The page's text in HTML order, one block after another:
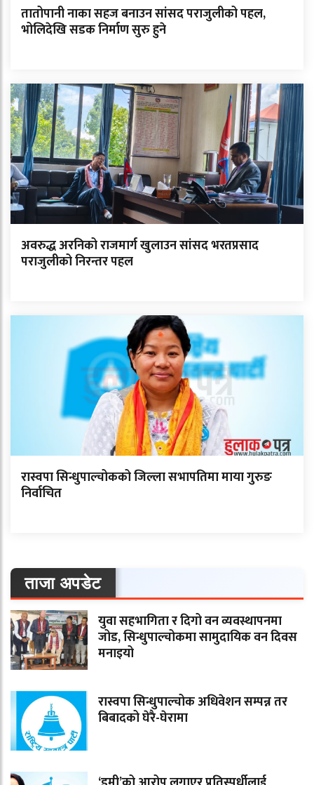
तातोपानी नाका सहज बनाउन सांसद पराजुलीको पहल,
भोलिदेखि सडक निर्माण सुरु हुने
अवरुद्ध अरनिको राजमार्ग खुलाउन सांसद भरतप्रसाद
पराजुलीको निरन्तर पहल
रास्वपा सिन्धुपाल्चोकको जिल्ला सभापतिमा माया गुरुङ
निर्वाचित
ताजा अपडेट
युवा सहभागिता र दिगो वन व्यवस्थापनमा
जोड, सिन्धुपाल्चोकमा सामुदायिक वन दिवस
मनाइयो
रास्वपा सिन्धुपाल्चोक अधिवेशन सम्पन्न तर
बिबादको घेरै-घेरामा